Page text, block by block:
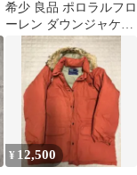
希少 良品 ポロラルフロ
ーレン ダウンジャケッ
ト ポニー 短丈 橙青 XL
¥ 12,500